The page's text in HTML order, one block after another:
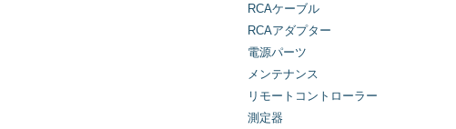
RCAケーブル
RCAアダプター
電源パーツ
メンテナンス
リモートコントローラー
測定器